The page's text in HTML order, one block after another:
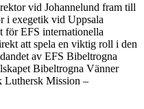
vid Johannelund fram till
i exegetik vid Uppsala
för EFS internationella
att spela en viktig roll i den
av EFS Bibeltrogna
Bibeltrogna Vänner
Luthersk Mission –